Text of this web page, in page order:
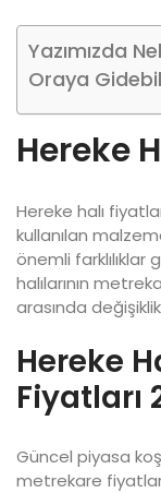
Yazımızda
Oraya
Hereke
Hereke halı
kullanılan
önemli
halılarının
arasında
Hereke
Fiyatları
Güncel piyasa
metrekare